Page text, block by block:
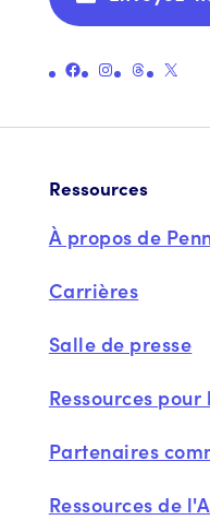
Lien vers la page Facebook officielle de PennieLien vers la page Instagram officielle de PennieLien vers la page officielle des fils de PennieLien vers la page officielle X (anciennement Twitter) de Pennie
Ressources
À propos de
Carrières
Salle de presse
Ressources
Partenaires
Ressources de